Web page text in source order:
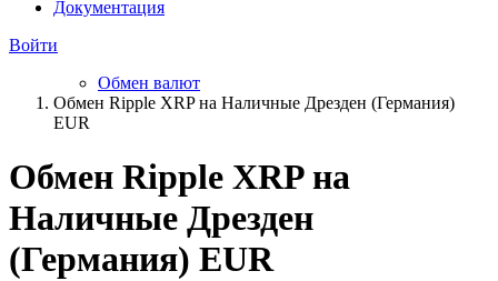
Документация
Войти
Обмен валют
Обмен Ripple XRP на Наличные Дрезден (Германия)
EUR
Обмен Ripple XRP на
Наличные Дрезден
(Германия) EUR